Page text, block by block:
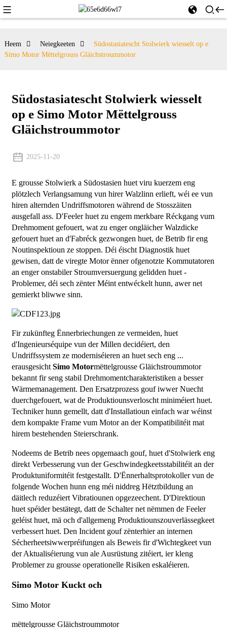
Heem Neiegkeeten
Südostasiatescht Stolwierk wiesselt op e
Simo Motor Mëttelgrouss Gläichstroummotor
Südostasiatescht Stolwierk wiesselt
op e Simo Motor Mëttelgrouss
Gläichstroummotor
2025-11-20
E grousse Stolwierk a Südostasien huet viru kuerzem eng
plötzlech Verlangsamung vun hirer Walzlinn erlieft, wéi ee vun
hiren alternden Undriffsmotoren während de Stosszäiten
ausgefall ass. D'Feeler huet zu engem merkbare Réckgang vum
Drehmoment gefouert, wat zu enger ongläicher Walzdicke
gefouert huet an d'Fabréck gezwongen huet, de Betrib fir eng
Noutinspektioun ze stoppen. Déi éischt Diagnostik huet
gewisen, datt de viregte Motor ënner ofgenotzte Kommutatoren
an enger onstabiler Stroumversuergung gelidden huet -
Problemer, déi sech zënter Méint entwéckelt hunn, awer net
gemierkt bliwwe sinn.
Fir zukünfteg Ënnerbriechungen ze vermeiden, huet
d'Ingenieurséquipe vun der Millen decidéiert, den
Undriffssystem ze moderniséieren an huet sech eng ...
erausgesicht Simo Motormëttelgrousse Gläichstroummotor
bekannt fir seng stabil Drehmomentcharakteristiken a besser
Wärmemanagement. Den Ersatzprozess gouf iwwer Nuecht
duerchgefouert, wat de Produktiounsverloscht miniméiert huet.
Techniker hunn gemellt, datt d'Installatioun einfach war wéinst
dem kompakte Frame vum Motor an der Kompatibilitéit mat
hirem bestehenden Steierschrank.
Nodeems de Betrib nees opgemaach gouf, huet d'Stolwierk eng
direkt Verbesserung vun der Geschwindegkeetsstabilitéit an der
Produktuniformitéit festgestallt. D'Ënnerhaltsprotokoller vun de
folgende Wochen hunn eng méi niddreg Hëtztbildung an
däitlech reduzéiert Vibratiounen opgezeechent. D'Direktioun
huet spéider bestätegt, datt de Schalter net nëmmen de Feeler
geléist huet, mä och d'allgemeng Produktiounszouverlässegkeet
verbessert huet. Den Incident gouf zënterhier an internen
Sécherheetsiwwerpréifungen als Beweis fir d'Wichtegkeet vun
der Aktualiséierung vun ale Ausrüstung zitéiert, ier kleng
Problemer zu grousse operationelle Risiken eskaléieren.
Simo MotorKuckt och
Simo Motor
mëttelgrousse Gläichstroummotor